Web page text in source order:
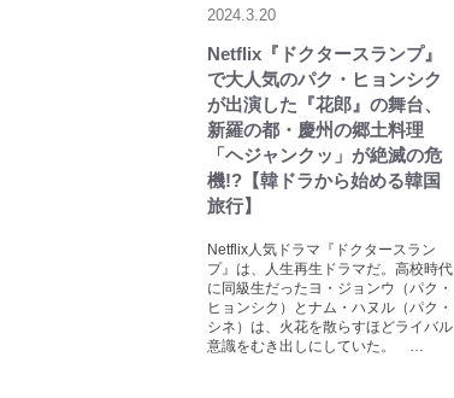
2024.3.20
Netflix『ドクタースランプ』
で大人気のパク・ヒョンシク
が出演した『花郎』の舞台、
新羅の都・慶州の郷土料理
「ヘジャンクッ」が絶滅の危
機!?【韓ドラから始める韓国
旅行】
Netflix人気ドラマ『ドクタースラン
プ』は、人生再生ドラマだ。高校時代
に同級生だったヨ・ジョンウ（パク・
ヒョンシク）とナム・ハヌル（パク・
シネ）は、火花を散らすほどライバル
意識をむき出しにしていた。 …